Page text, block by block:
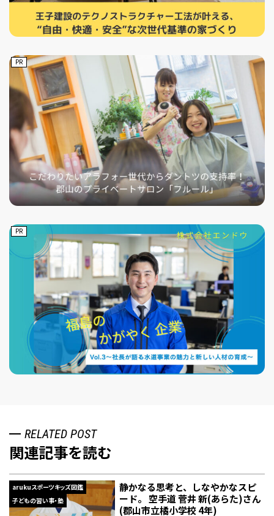
PR
PR
RELATED POST
関連記事を読む
arukuスポーツキッズ図鑑
子どもの習い事・塾
静かなる思考と、しなやかなスピ
ード。 空手道 菅井 新(あらた)さん
(郡山市立橘小学校 4年)